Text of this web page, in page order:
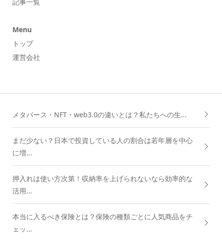
Menu
トップ
運営会社
メタバース・NFT・web3.0の違いとは？私たちへの生...
まだ少ない？日本で投資している人の割合は若年層を中心
に増...
押入れは使い方次第！収納率を上げられないなら効率的な
活用...
本当に入るべき保険とは？保険の種類ごとに人気商品をチ
ェッ...